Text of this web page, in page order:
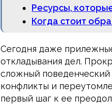
Ресурсы,
Когда стоит
Сегодня даже
откладывания дел.
сложный
конфликты и
первый шаг к ее